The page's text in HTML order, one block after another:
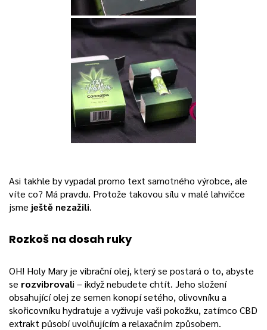
Asi takhle by vypadal promo text samotného výrobce, ale
víte co? Má pravdu. Protože takovou sílu v malé lahvičce
jsme ještě nezažili.
Rozkoš na dosah ruky
OH! Holy Mary je vibrační olej, který se postará o to, abyste
se rozvibrovali – ikdyž nebudete chtít. Jeho složení
obsahující olej ze semen konopí setého, olivovníku a
skořicovníku hydratuje a vyživuje vaši pokožku, zatímco CBD
extrakt působí uvolňujícím a relaxačním způsobem.